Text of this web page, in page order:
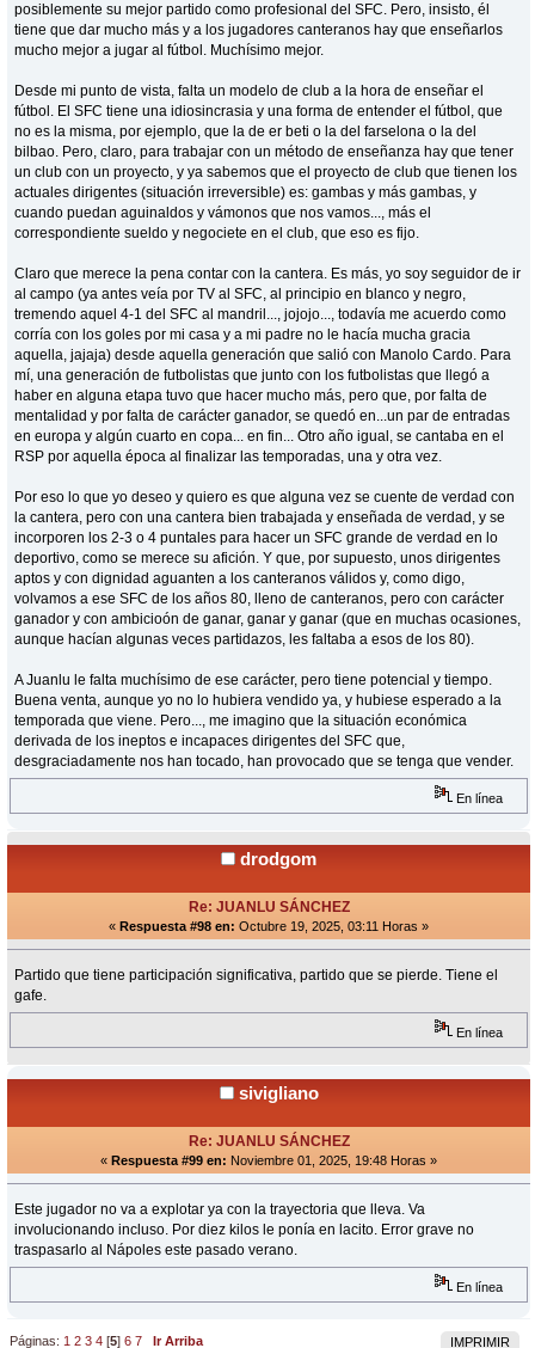
posiblemente su mejor partido como profesional del SFC. Pero, insisto, él
tiene que dar mucho más y a los jugadores canteranos hay que enseñarlos
mucho mejor a jugar al fútbol. Muchísimo mejor.
Desde mi punto de vista, falta un modelo de club a la hora de enseñar el
fútbol. El SFC tiene una idiosincrasia y una forma de entender el fútbol, que
no es la misma, por ejemplo, que la de er beti o la del farselona o la del
bilbao. Pero, claro, para trabajar con un método de enseñanza hay que tener
un club con un proyecto, y ya sabemos que el proyecto de club que tienen los
actuales dirigentes (situación irreversible) es: gambas y más gambas, y
cuando puedan aguinaldos y vámonos que nos vamos..., más el
correspondiente sueldo y negociete en el club, que eso es fijo.
Claro que merece la pena contar con la cantera. Es más, yo soy seguidor de ir
al campo (ya antes veía por TV al SFC, al principio en blanco y negro,
tremendo aquel 4-1 del SFC al mandril..., jojojo..., todavía me acuerdo como
corría con los goles por mi casa y a mi padre no le hacía mucha gracia
aquella, jajaja) desde aquella generación que salió con Manolo Cardo. Para
mí, una generación de futbolistas que junto con los futbolistas que llegó a
haber en alguna etapa tuvo que hacer mucho más, pero que, por falta de
mentalidad y por falta de carácter ganador, se quedó en...un par de entradas
en europa y algún cuarto en copa... en fin... Otro año igual, se cantaba en el
RSP por aquella época al finalizar las temporadas, una y otra vez.
Por eso lo que yo deseo y quiero es que alguna vez se cuente de verdad con
la cantera, pero con una cantera bien trabajada y enseñada de verdad, y se
incorporen los 2-3 o 4 puntales para hacer un SFC grande de verdad en lo
deportivo, como se merece su afición. Y que, por supuesto, unos dirigentes
aptos y con dignidad aguanten a los canteranos válidos y, como digo,
volvamos a ese SFC de los años 80, lleno de canteranos, pero con carácter
ganador y con ambicioón de ganar, ganar y ganar (que en muchas ocasiones,
aunque hacían algunas veces partidazos, les faltaba a esos de los 80).
A Juanlu le falta muchísimo de ese carácter, pero tiene potencial y tiempo.
Buena venta, aunque yo no lo hubiera vendido ya, y hubiese esperado a la
temporada que viene. Pero..., me imagino que la situación económica
derivada de los ineptos e incapaces dirigentes del SFC que,
desgraciadamente nos han tocado, han provocado que se tenga que vender.
En línea
drodgom
Re: JUANLU SÁNCHEZ
« Respuesta #98 en: Octubre 19, 2025, 03:11 Horas »
Partido que tiene participación significativa, partido que se pierde. Tiene el
gafe.
En línea
sivigliano
Re: JUANLU SÁNCHEZ
« Respuesta #99 en: Noviembre 01, 2025, 19:48 Horas »
Este jugador no va a explotar ya con la trayectoria que lleva. Va
involucionando incluso. Por diez kilos le ponía en lacito. Error grave no
traspasarlo al Nápoles este pasado verano.
En línea
IMPRIMIR
Páginas: 1 2 3 4 [5]6 7
Ir Arriba